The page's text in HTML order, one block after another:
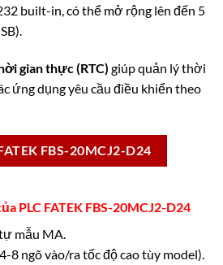
built-in, có thể mở rộng lên đến 5
gian thực (RTC) giúp quản lý thời
ứng dụng yêu cầu điều khiển theo
FBS-20MCJ2-D24
PLC FATEK FBS-20MCJ2-D24
mẫu MA.
8 ngõ vào/ra tốc độ cao tùy model).